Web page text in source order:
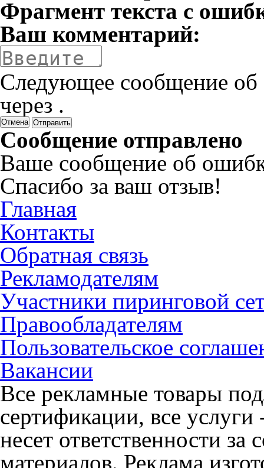
Фрагмент текста с
Ваш комментарий:
Следующее сообщение об
через .
Отмена
Сообщение отправлено
Ваше сообщение об
Спасибо за ваш отзыв!
Главная
Контакты
Обратная связь
Рекламодателям
Участники пиринговой
Правообладателям
Пользовательское
Вакансии
Все рекламные товары
сертификации, все
несет ответственности
материалов. Реклама